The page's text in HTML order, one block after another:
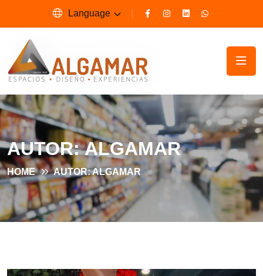
Language
AUTOR:ALGAMAR
HOME AUTOR: ALGAMAR